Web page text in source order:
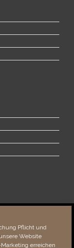
Pflicht und
Website
erreichen